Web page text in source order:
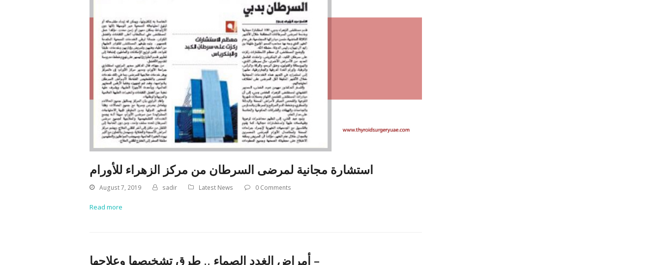
استشارة مجانية لمرضى السرطان من مركز الزهراء للأورام
August 7, 2019 sadir Latest News 0 Comments
Read more
أمراض الغدد الصماء .. طرق تشخيصها وعلاجها –